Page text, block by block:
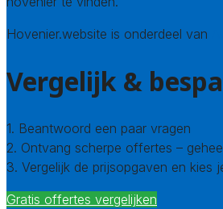
Hovenier.website is onderdeel van
Vergelijk &
1. Beantwoord een paar vragen
2. Ontvang scherpe offertes –
3. Vergelijk de prijsopgaven en kies
Gratis offertes vergelijken